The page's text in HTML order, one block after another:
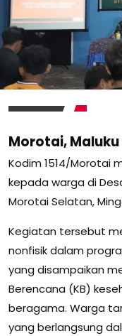
Morotai,
Kodim 1514/Morotai
kepada warga di
Morotai Selatan,
Kegiatan tersebut
nonfisik dalam
yang disampaikan
Berencana (KB)
beragama. Warga
yang berlangsung